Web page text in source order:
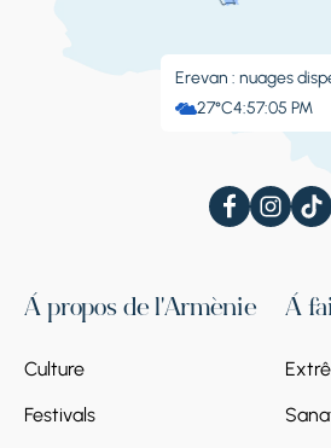
Erevan : nuages
27°C4:57:05 PM
À propos de l'Arménie
Culture
Festivals
À